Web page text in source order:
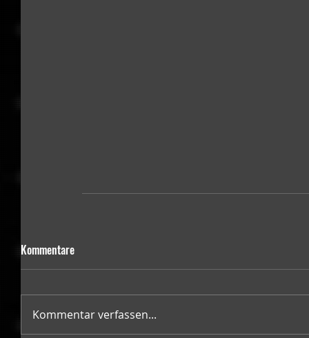
Kommentare
Kommentar verfassen...